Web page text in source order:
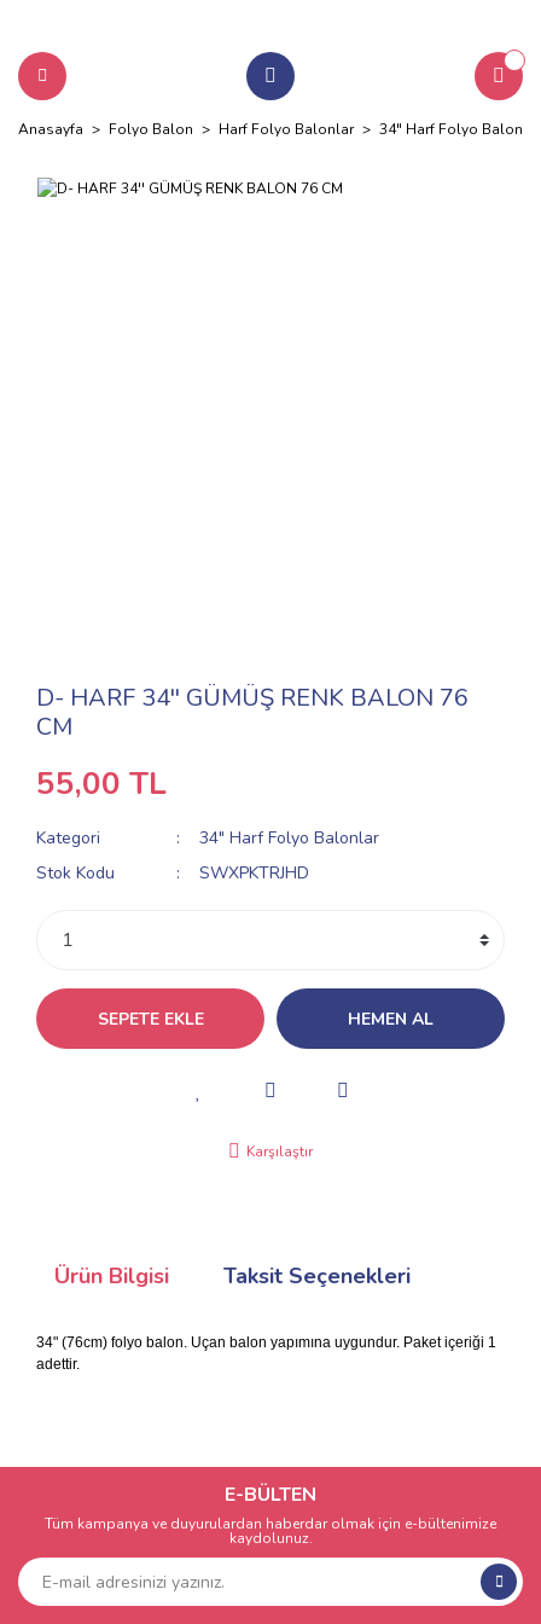
Anasayfa Folyo Balon Harf Folyo Balonlar 34" Harf Folyo Balonlar
D- HARF 34'' GÜMÜŞ RENK BALON 76
CM
55,00 TL
Kategori
34" Harf Folyo Balonlar
Stok Kodu
SWXPKTRJHD
SEPETE EKLE HEMEN AL
Karşılaştır
Ürün Bilgisi Taksit Seçenekleri
34" (76cm) folyo balon. Uçan balon yapımına uygundur. Paket içeriği 1
adettir.
E-BÜLTEN
Tüm kampanya ve duyurulardan haberdar olmak için e-bültenimize
kaydolunuz.